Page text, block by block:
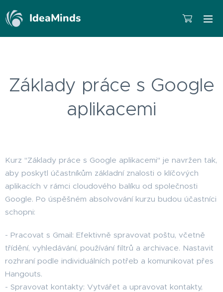
IdeaMinds
Základy práce s Google
aplikacemi
Kurz "Základy práce s Google aplikacemi" je navržen tak,
aby poskytl účastníkům základní znalosti o klíčových
aplikacích v rámci cloudového balíku od společnosti
Google. Po úspěšném absolvování kurzu budou účastníci
schopni:
- Pracovat s Gmail: Efektivně spravovat poštu, včetně
třídění, vyhledávání, používání filtrů a archivace. Nastavit
rozhraní podle individuálních potřeb a komunikovat přes
Hangouts.
- Spravovat kontakty: Vytvářet a upravovat kontakty,